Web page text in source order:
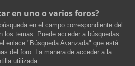
en uno o varios foros?
en el campo correspondiente del
los temas. Puede acceder a búsquedas
enlace "Búsqueda Avanzada" que está
del foro. La manera de acceder a la
utilizada.